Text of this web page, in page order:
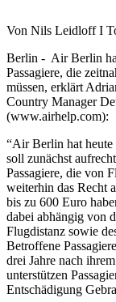
Von Nils Leidloff I
Berlin - Air Berlin
Passagiere, die
müssen, erklärt
Country Manager
(www.airhelp.com):
“Air Berlin hat heute
soll zunächst
Passagiere, die von
weiterhin das Recht
bis zu 600 Euro
dabei abhängig von
Flugdistanz sowie
Betroffene
drei Jahre nach
unterstützen
Entschädigung